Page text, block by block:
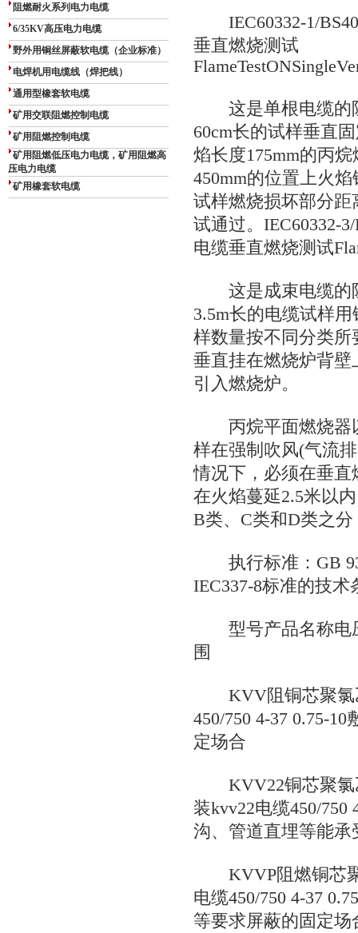
阻燃耐火系列电力电缆
6/35KV高压电力电缆
野外用铜丝屏蔽软电缆（企业标准）
电焊机用电缆线（焊把线）
通用型橡套软电缆
矿用交联阻燃控制电缆
矿用阻燃控制电缆
矿用阻燃低压电力电缆，矿用阻燃高
压电力电缆
矿用橡套软电缆
IEC60332-1/
垂直燃烧测试
这是单根电缆的
60cm长的试样垂直
焰长度175mm的丙
450mm的位置上火
试样燃烧损坏部分距
试通过。IEC60332-
电缆垂直燃烧测试
这是成束电缆的
3.5m长的电缆试样
样数量按不同分类
垂直挂在燃烧炉背
引入燃烧炉。
丙烷平面燃烧器
样在强制吹风(气流
情况下，必须在垂直
在火焰蔓延2.5米以
B类、C类和D类之
执行标准：GB
IEC337-8标准的技术
型号产品名称电
围
KVV阻铜芯聚氯
450/750 4-37 0.75-
定场合
KVV22铜芯聚氯
装kvv22电缆450/750
沟、管道直埋等能
KVVP阻燃铜芯聚
电缆450/750 4-37
等要求屏蔽的固定场